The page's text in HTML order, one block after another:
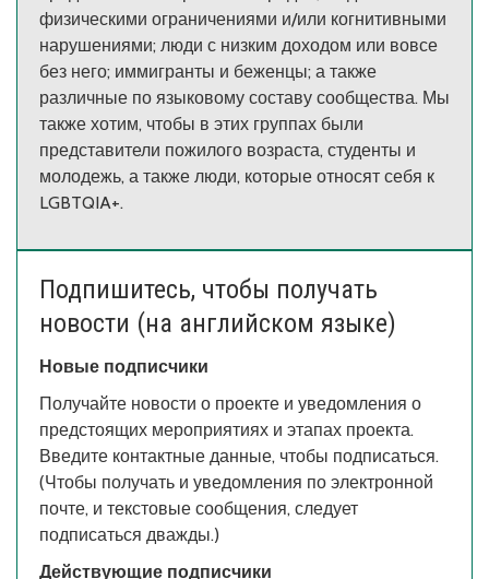
физическими ограничениями и/или когнитивными
нарушениями; люди с низким доходом или вовсе
без него; иммигранты и беженцы; а также
различные по языковому составу сообщества. Мы
также хотим, чтобы в этих группах были
представители пожилого возраста, студенты и
молодежь, а также люди, которые относят себя к
LGBTQIA+.
Подпишитесь, чтобы получать
новости (на английском языке)
Новые подписчики
Получайте новости о проекте и уведомления о
предстоящих мероприятиях и этапах проекта.
Введите контактные данные, чтобы подписаться.
(Чтобы получать и уведомления по электронной
почте, и текстовые сообщения, следует
подписаться дважды.)
Действующие подписчики